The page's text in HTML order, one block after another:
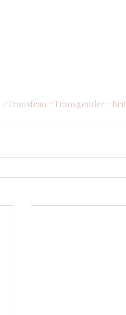
#Transfrau #Transgender